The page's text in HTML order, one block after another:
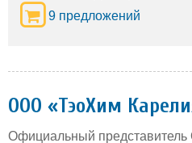
9 предложений
ООО «ТэоХим
Официальный